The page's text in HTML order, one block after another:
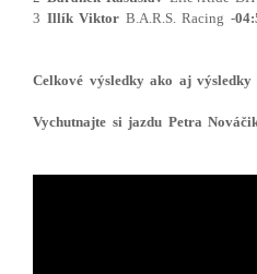
3 Illík Viktor B.A.R.S. Racing -
Celkové výsledky ako aj
Vychutnajte si jazdu Petra